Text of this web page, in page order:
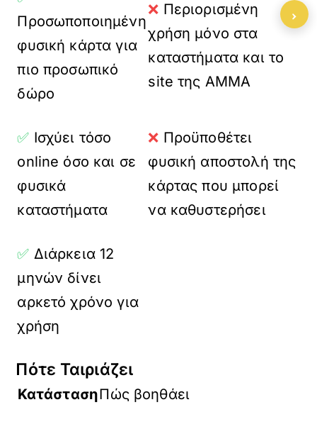
Προσωποποιημένη
φυσική κάρτα για
πιο προσωπικό
δώρο
❌ Περιορισμένη
χρήση μόνο στα
καταστήματα και το
site της AMMA
✅ Ισχύει τόσο
online όσο και σε
φυσικά
καταστήματα
❌ Προϋποθέτει
φυσική αποστολή της
κάρτας που μπορεί
να καθυστερήσει
✅ Διάρκεια 12
μηνών δίνει
αρκετό χρόνο για
χρήση
Πότε Ταιριάζει
ΚατάστασηΠώς βοηθάει
›